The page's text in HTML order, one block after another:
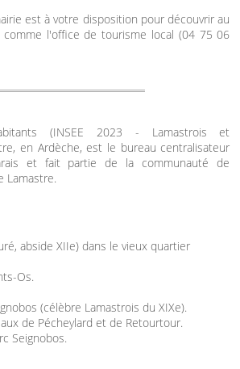
est à votre disposition pour découvrir au
comme l'office de tourisme local (04 75 06
(INSEE 2023 - Lamastrois et
en Ardèche, est le bureau centralisateur
et fait partie de la communauté de
Lamastre.
abside XIIe) dans le vieux quartier
Os.
(célèbre Lamastrois du XIXe).
de Pécheylard et de Retourtour.
Seignobos.